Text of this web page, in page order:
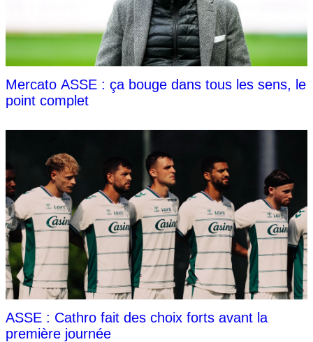
Mercato ASSE : ça bouge dans tous les sens, le
point complet
ASSE : Cathro fait des choix forts avant la
première journée